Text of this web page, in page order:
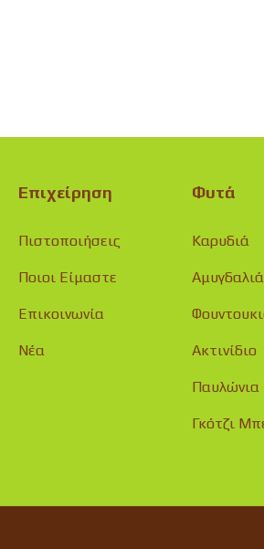
Επιχείρηση
Πιστοποιήσεις
Ποιοι Είμαστε
Επικοινωνία
Νέα
Φυτά
Καρυδιά
Αμυγδαλιά
Ακτινίδιο
Παυλώνια
Γκότζι